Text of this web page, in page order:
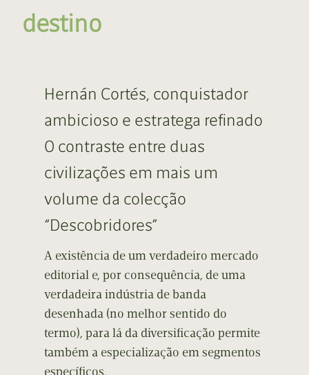
destino
Hernán Cortés, conquistador
ambicioso e estratega refinado
O contraste entre duas
civilizações em mais um
volume da colecção
“Descobridores”
A existência de um verdadeiro mercado
editorial e, por consequência, de uma
verdadeira indústria de banda
desenhada (no melhor sentido do
termo), para lá da diversificação permite
também a especialização em segmentos
específicos.